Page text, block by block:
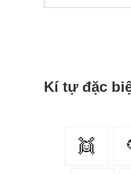
Kí tự đặc
👯‍